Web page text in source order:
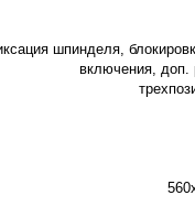
шпинделя,
включения, доп.